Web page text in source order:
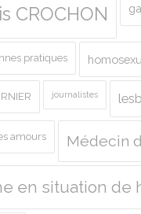
CROCHON
pratiques
journalistes
amours Médecin
en situation de